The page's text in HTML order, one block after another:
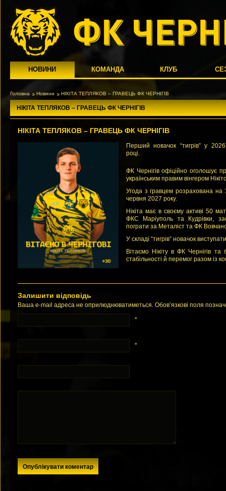
НОВИНИ КОМАНДА КЛУБ
Головна Новини НІКІТА ТЕПЛЯКОВ – ГРАВЕЦЬ ФК ЧЕРНІГІВ
НІКІТА ТЕПЛЯКОВ – ГРАВЕЦЬ ФК ЧЕРНІГІВ
НІКІТА ТЕПЛЯКОВ – ГРАВЕЦЬ ФК ЧЕРНІГІВ
Перший новачок “тигрів” у 2026
році.
ФК Чернігів офіційно оголошує
українським правим вінгером
Угода з гравцем розрахована
червня 2027 року.
Нікіта має в своєму активі 50
ФКС Маріуполь та Кудрівки,
пограти за Металіст та ФК
У складі “тигрів” новачок
Вітаємо Нікіту в ФК Чернігів
стабільності й перемог разом із
Залишити відповідь
Ваша e-mail адреса не оприлюднюватиметься. Обов’язкові поля
*
*